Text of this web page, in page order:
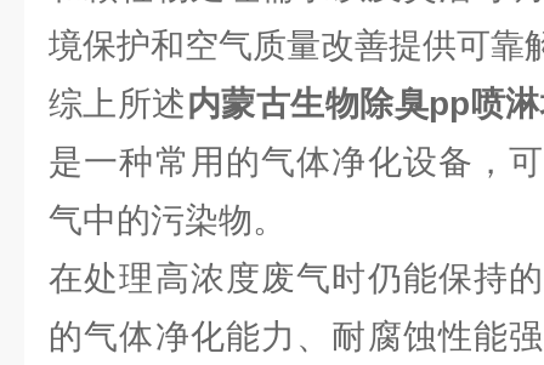
境保护和空气质量改善提供可靠
综上所述内蒙古生物除臭pp喷
是一种常用的气体净化设备，
气中的污染物。
在处理高浓度废气时仍能保持
的气体净化能力、耐腐蚀性能